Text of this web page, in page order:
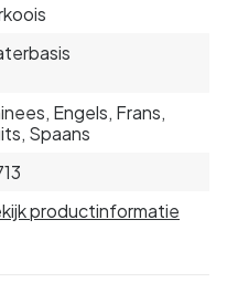
Engels, Frans,
Spaans
productinformatie